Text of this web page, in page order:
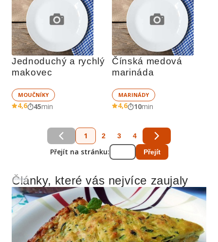
Jednoduchý a rychlý
makovec
MOUČNÍKY
4,6 45min
Čínská medová
marináda
MARINÁDY
4,6 10min
1 2 3 4
Přejít na stránku: Přejít
Reklama
Články, které vás nejvíce zaujaly